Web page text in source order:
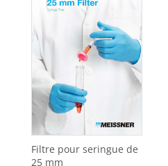
Filtre pour seringue de
25 mm